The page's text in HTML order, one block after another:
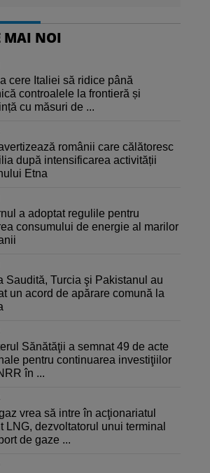
MAI NOI
cere Italiei să ridice până
controalele la frontieră și
cu măsuri de ...
românii care călătoresc
după intensificarea activității
Etna
a adoptat regulile pentru
consumului de energie al marilor
Saudită, Turcia şi Pakistanul au
un acord de apărare comună la
Sănătăţii a semnat 49 de acte
pentru continuarea investiţiilor
în ...
vrea să intre în acţionariatul
LNG, dezvoltatorul unui terminal
de gaze ...